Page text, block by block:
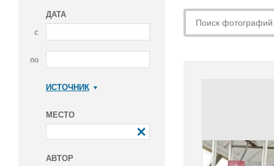
ДАТА
с
по
ИСТОЧНИК
МЕСТО
АВТОР